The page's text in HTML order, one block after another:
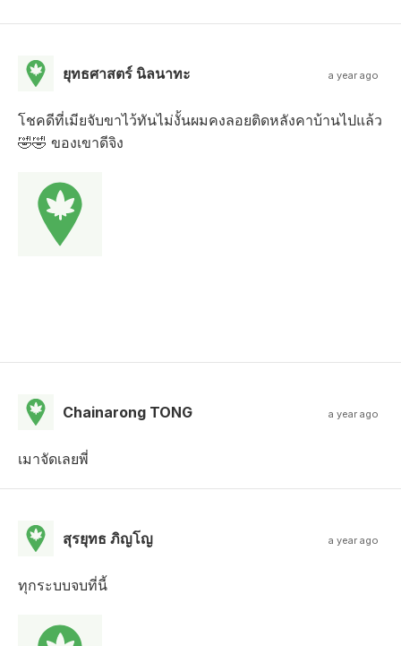
ยุทธศาสตร์ นิลนาทะ a year ago
โชคดีที่เมียจับขาไว้ทันไม่งั้นผมคงลอยติดหลังคาบ้านไปแล้ว
🤣🤣 ของเขาดีจิง
Chainarong TONG a year ago
เมาจัดเลยพี่
สุรยุทธ ภิญโญ a year ago
ทุกระบบจบที่นี้